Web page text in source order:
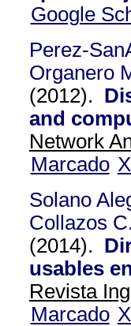
Google
Perez-
Organero
(2012).
and
Network
Marcado
Solano
Collazos
(2014).
usables
Revista
Marcado